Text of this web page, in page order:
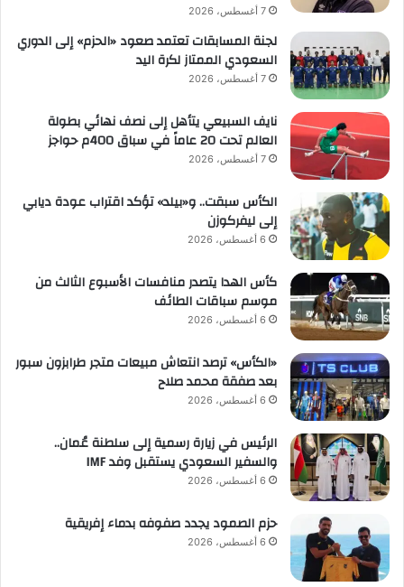
7 أغسطس، 2026
لجنة المسابقات تعتمد صعود «الحزم» إلى الدوري
السعودي الممتاز لكرة اليد
7 أغسطس، 2026
نايف السبيعي يتأهل إلى نصف نهائي بطولة
العالم تحت 20 عاماً في سباق 400م حواجز
7 أغسطس، 2026
الكأس سبقت.. و«بيلد» تؤكد اقتراب عودة ديابي
إلى ليفركوزن
6 أغسطس، 2026
كأس الهدا يتصدر منافسات الأسبوع الثالث من
موسم سباقات الطائف
6 أغسطس، 2026
«الكأس» ترصد انتعاش مبيعات متجر طرابزون سبور
بعد صفقة محمد صلاح
6 أغسطس، 2026
الرئيس في زيارة رسمية إلى سلطنة عُمان..
والسفير السعودي يستقبل وفد IMF
6 أغسطس، 2026
حزم الصمود يجدد صفوفه بدماء إفريقية
6 أغسطس، 2026